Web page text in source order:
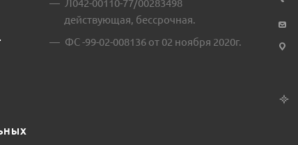
Л042-00110-77/00283498
действующая, бессрочная.
ФС -99-02-008136 от 02 ноября 2020г.